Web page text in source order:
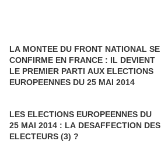
LA MONTEE DU FRONT NATIONAL SE
CONFIRME EN FRANCE : IL DEVIENT
LE PREMIER PARTI AUX ELECTIONS
EUROPEENNES DU 25 MAI 2014
LES ELECTIONS EUROPEENNES DU
25 MAI 2014 : LA DESAFFECTION DES
ELECTEURS (3) ?